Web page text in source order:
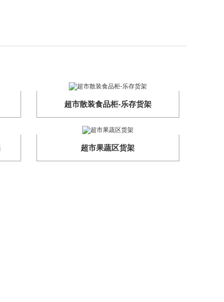
超市散装食品柜-乐存货架
超市果蔬区货架